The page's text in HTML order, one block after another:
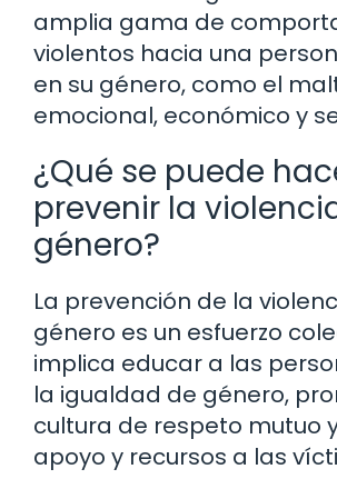
amplia gama de
violentos hacia una
en su género, como el
emocional, económico y
¿Qué se puede
prevenir la
género?
La prevención de la
género es un esfuerzo
implica educar a las
la igualdad de género,
cultura de respeto mutuo
apoyo y recursos a las